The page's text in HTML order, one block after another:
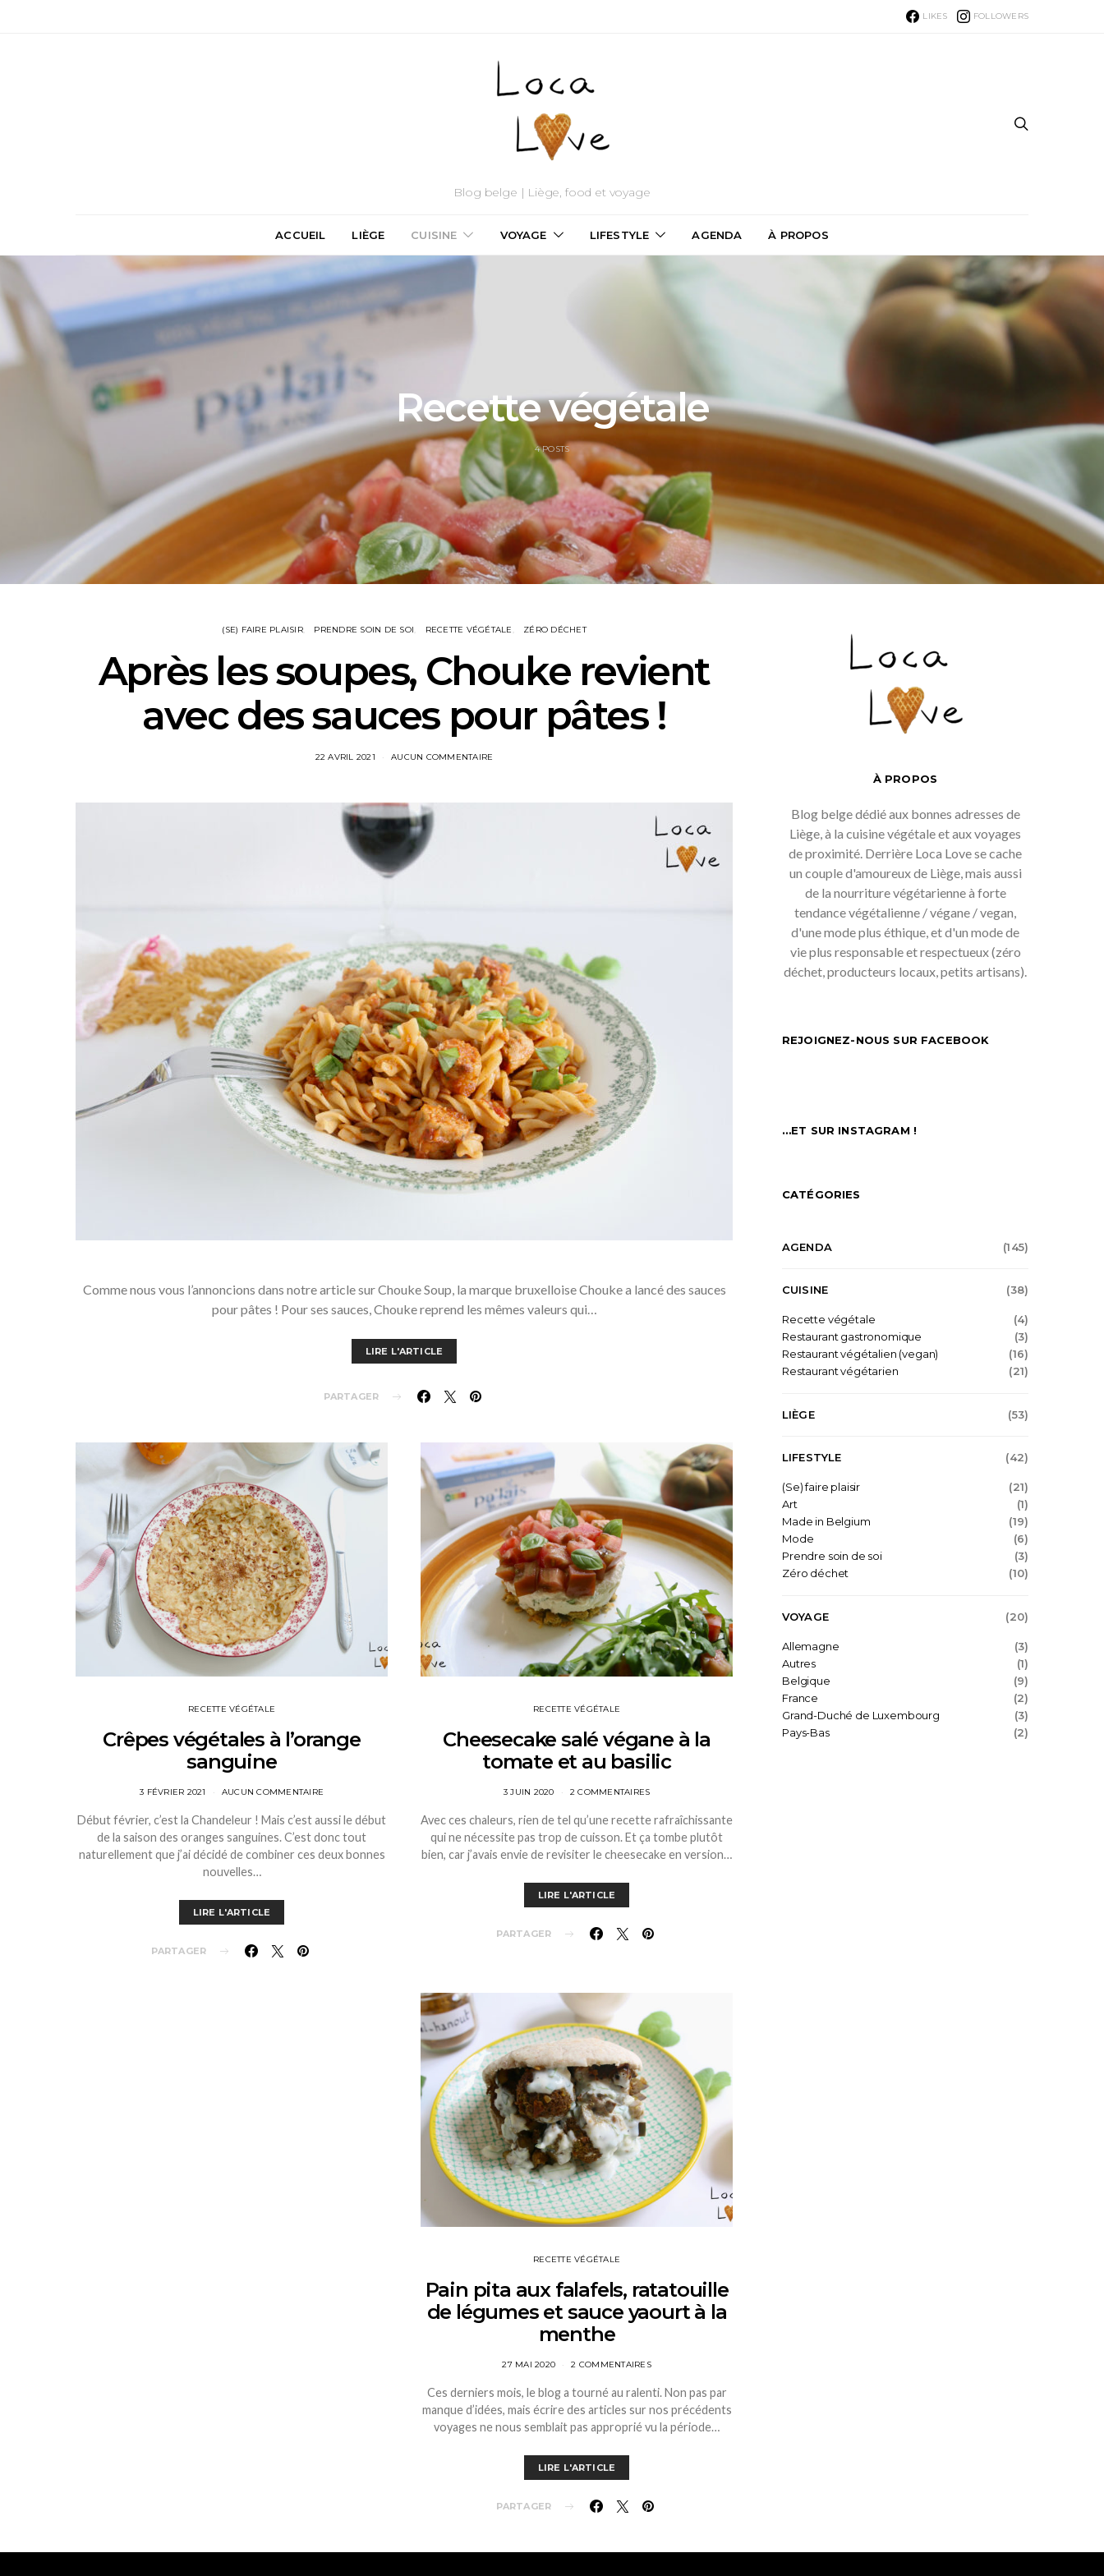
LIKES FOLLOWERS
Blog belge | Liège, food et voyage
ACCUEIL LIÈGE CUISINE VOYAGE LIFESTYLE AGENDA À PROPOS
Recette végétale
4 POSTS
(SE) FAIRE PLAISIR PRENDRE SOIN DE SOI RECETTE VÉGÉTALE ZÉRO DÉCHET
Après les soupes, Chouke revient
avec des sauces pour pâtes !
22 AVRIL 2021 AUCUN COMMENTAIRE
Comme nous vous l’annoncions dans notre article sur Chouke Soup, la marque bruxelloise Chouke a lancé des sauces
pour pâtes ! Pour ses sauces, Chouke reprend les mêmes valeurs qui…
LIRE L'ARTICLE
PARTAGER
RECETTE VÉGÉTALE
Crêpes végétales à l’orange
sanguine
3 FÉVRIER 2021 AUCUN COMMENTAIRE
Début février, c’est la Chandeleur ! Mais c’est aussi le début
de la saison des oranges sanguines. C’est donc tout
naturellement que j’ai décidé de combiner ces deux bonnes
nouvelles…
LIRE L'ARTICLE
PARTAGER
RECETTE VÉGÉTALE
Cheesecake salé végane à la
tomate et au basilic
3 JUIN 2020 2 COMMENTAIRES
Avec ces chaleurs, rien de tel qu’une recette rafraîchissante
qui ne nécessite pas trop de cuisson. Et ça tombe plutôt
bien, car j’avais envie de revisiter le cheesecake en version…
LIRE L'ARTICLE
PARTAGER
RECETTE VÉGÉTALE
Pain pita aux falafels, ratatouille
de légumes et sauce yaourt à la
menthe
27 MAI 2020 2 COMMENTAIRES
Ces derniers mois, le blog a tourné au ralenti. Non pas par
manque d’idées, mais écrire des articles sur nos précédents
voyages ne nous semblait pas approprié vu la période…
LIRE L'ARTICLE
PARTAGER
À PROPOS
Blog belge dédié aux bonnes adresses de
Liège, à la cuisine végétale et aux voyages
de proximité. Derrière Loca Love se cache
un couple d'amoureux de Liège, mais aussi
de la nourriture végétarienne à forte
tendance végétalienne / végane / vegan,
d'une mode plus éthique, et d'un mode de
vie plus responsable et respectueux (zéro
déchet, producteurs locaux, petits artisans).
REJOIGNEZ-NOUS SUR FACEBOOK
…ET SUR INSTAGRAM !
CATÉGORIES
AGENDA (145)
CUISINE (38)
Recette végétale
(4)
Restaurant gastronomique
(3)
Restaurant végétalien (vegan)
(16)
Restaurant végétarien
(21)
LIÈGE (53)
LIFESTYLE (42)
(Se) faire plaisir
(21)
Art
(1)
Made in Belgium
(19)
Mode
(6)
Prendre soin de soi
(3)
Zéro déchet
(10)
VOYAGE (20)
Allemagne
(3)
Autres
(1)
Belgique
(9)
France
(2)
Grand-Duché de Luxembourg
(3)
Pays-Bas
(2)